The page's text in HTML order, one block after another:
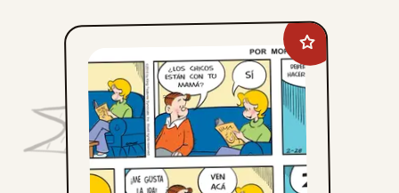
Add
Lalo
Lola
favorites